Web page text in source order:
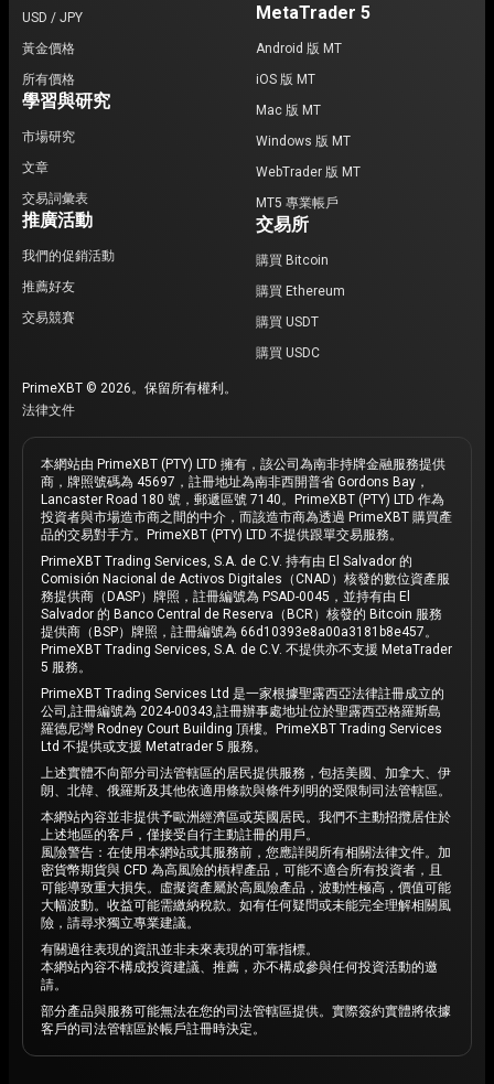
USD / JPY
黃金價格
所有價格
學習與研究
市場研究
文章
交易詞彙表
推廣活動
我們的促銷活動
推薦好友
交易競賽
MetaTrader 5
Android 版 MT
iOS 版 MT
Mac 版 MT
Windows 版 MT
WebTrader 版 MT
MT5 專業帳戶
交易所
購買 Bitcoin
購買 Ethereum
購買 USDT
購買 USDC
PrimeXBT © 2026。保留所有權利。
法律文件
本網站由 PrimeXBT (PTY) LTD 擁有，該公司為南非持牌金融服務提供
商，牌照號碼為 45697，註冊地址為南非西開普省 Gordons Bay，
Lancaster Road 180 號，郵遞區號 7140。PrimeXBT (PTY) LTD 作為
投資者與市場造市商之間的中介，而該造市商為透過 PrimeXBT 購買產
品的交易對手方。PrimeXBT (PTY) LTD 不提供跟單交易服務。
PrimeXBT Trading Services, S.A. de C.V. 持有由 El Salvador 的
Comisión Nacional de Activos Digitales（CNAD）核發的數位資產服
務提供商（DASP）牌照，註冊編號為 PSAD-0045，並持有由 El
Salvador 的 Banco Central de Reserva（BCR）核發的 Bitcoin 服務
提供商（BSP）牌照，註冊編號為 66d10393e8a00a3181b8e457。
PrimeXBT Trading Services, S.A. de C.V. 不提供亦不支援 MetaTrader
5 服務。
PrimeXBT Trading Services Ltd 是一家根據聖露西亞法律註冊成立的
公司,註冊編號為 2024-00343,註冊辦事處地址位於聖露西亞格羅斯島
羅德尼灣 Rodney Court Building 頂樓。PrimeXBT Trading Services
Ltd 不提供或支援 Metatrader 5 服務。
上述實體不向部分司法管轄區的居民提供服務，包括美國、加拿大、伊
朗、北韓、俄羅斯及其他依適用條款與條件列明的受限制司法管轄區。
本網站內容並非提供予歐洲經濟區或英國居民。我們不主動招攬居住於
上述地區的客戶，僅接受自行主動註冊的用戶。
風險警告：在使用本網站或其服務前，您應詳閱所有相關法律文件。加
密貨幣期貨與 CFD 為高風險的槓桿產品，可能不適合所有投資者，且
可能導致重大損失。虛擬資產屬於高風險產品，波動性極高，價值可能
大幅波動。收益可能需繳納稅款。如有任何疑問或未能完全理解相關風
險，請尋求獨立專業建議。
有關過往表現的資訊並非未來表現的可靠指標。
本網站內容不構成投資建議、推薦，亦不構成參與任何投資活動的邀
請。
部分產品與服務可能無法在您的司法管轄區提供。實際簽約實體將依據
客戶的司法管轄區於帳戶註冊時決定。